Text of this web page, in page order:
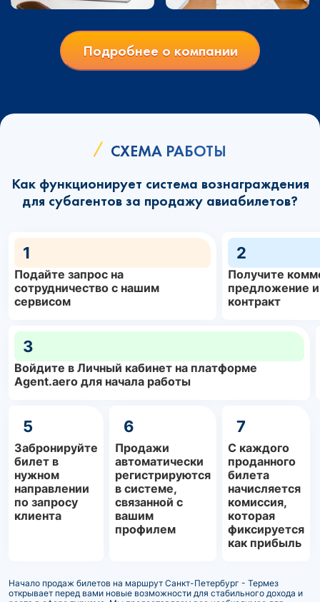
Подробнее о компании
СХЕМА РАБОТЫ
Как функционирует система вознаграждения
для субагентов за продажу авиабилетов?
1
Подайте запрос на
сотрудничество с нашим
сервисом
2
Получите
предложение
контракт
3
Войдите в Личный кабинет на платформе
Agent.aero для начала работы
5
Забронируйте
билет в
нужном
направлении
по запросу
клиента
6
Продажи
автоматически
регистрируются
в системе,
связанной с
вашим
профилем
7
С каждого
проданного
билета
начисляется
комиссия,
которая
фиксируется
как прибыль
Начало продаж билетов на маршрут Санкт-Петербург - Термез
открывает перед вами новые возможности для стабильного дохода и